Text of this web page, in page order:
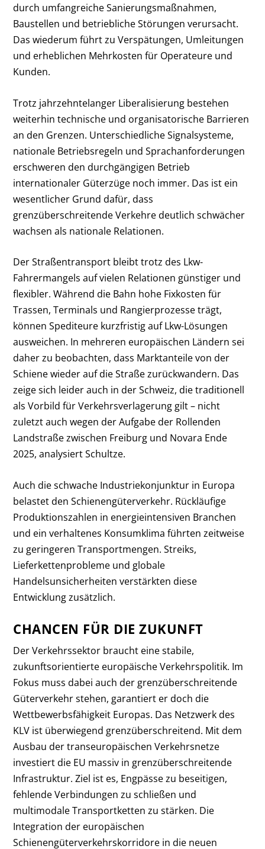
durch umfangreiche Sanierungsmaßnahmen,
Baustellen und betriebliche Störungen verursacht.
Das wiederum führt zu Verspätungen, Umleitungen
und erheblichen Mehrkosten für Operateure und
Kunden.
Trotz jahrzehntelanger Liberalisierung bestehen
weiterhin technische und organisatorische Barrieren
an den Grenzen. Unterschiedliche Signalsysteme,
nationale Betriebsregeln und Sprachanforderungen
erschweren den durchgängigen Betrieb
internationaler Güterzüge noch immer. Das ist ein
wesentlicher Grund dafür, dass
grenzüberschreitende Verkehre deutlich schwächer
wachsen als nationale Relationen.
Der Straßentransport bleibt trotz des Lkw-
Fahrermangels auf vielen Relationen günstiger und
flexibler. Während die Bahn hohe Fixkosten für
Trassen, Terminals und Rangierprozesse trägt,
können Spediteure kurzfristig auf Lkw-Lösungen
ausweichen. In mehreren europäischen Ländern sei
daher zu beobachten, dass Marktanteile von der
Schiene wieder auf die Straße zurückwandern. Das
zeige sich leider auch in der Schweiz, die traditionell
als Vorbild für Verkehrsverlagerung gilt – nicht
zuletzt auch wegen der Aufgabe der Rollenden
Landstraße zwischen Freiburg und Novara Ende
2025, analysiert Schultze.
Auch die schwache Industriekonjunktur in Europa
belastet den Schienengüterverkehr. Rückläufige
Produktionszahlen in energieintensiven Branchen
und ein verhaltenes Konsumklima führten zeitweise
zu geringeren Transportmengen. Streiks,
Lieferkettenprobleme und globale
Handelsunsicherheiten verstärkten diese
Entwicklung zusätzlich.
CHANCEN FÜR DIE ZUKUNFT
Der Verkehrssektor braucht eine stabile,
zukunftsorientierte europäische Verkehrspolitik. Im
Fokus muss dabei auch der grenzüberschreitende
Güterverkehr stehen, garantiert er doch die
Wettbewerbsfähigkeit Europas. Das Netzwerk des
KLV ist überwiegend grenzüberschreitend. Mit dem
Ausbau der transeuropäischen Verkehrsnetze
investiert die EU massiv in grenzüberschreitende
Infrastruktur. Ziel ist es, Engpässe zu beseitigen,
fehlende Verbindungen zu schließen und
multimodale Transportketten zu stärken. Die
Integration der europäischen
Schienengüterverkehrskorridore in die neuen